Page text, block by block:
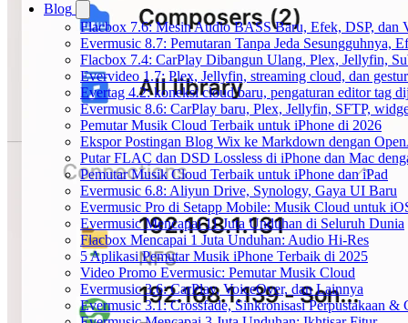
Blog
Flacbox 7.6: Mesin Audio BASS Baru, Efek, DSP, dan
Evermusic 8.7: Pemutaran Tanpa Jeda
Flacbox 7.4: CarPlay Dibangun Ulang, Plex, Jellyfin,
Evervideo 1.7: Plex, Jellyfin, streaming cloud, dan
Evertag 4.2: koneksi cloud baru, pengaturan editor tag
Evermusic 8.6: CarPlay baru, Plex, Jellyfin, SFTP,
Pemutar Musik Cloud Terbaik untuk iPhone di 2026
Ekspor Postingan Blog Wix ke Markdown dengan
Putar FLAC dan DSD Lossless di iPhone dan Mac
Pemutar Musik Cloud Terbaik untuk iPhone dan iPad
Evermusic 6.8: Aliyun Drive, Synology, Gaya UI Baru
Evermusic Pro di Setapp Mobile: Musik Cloud untuk
Evermusic Mencapai 11 Juta Unduhan di Seluruh Dunia
Flacbox Mencapai 1 Juta Unduhan: Audio Hi-Res
5 Aplikasi Pemutar Musik iPhone Terbaik di 2025
Video Promo Evermusic: Pemutar Musik Cloud
Evermusic 3.6: CarPlay, VoiceOver, dan Lainnya
Evermusic 3.1: Crossfade, Sinkronisasi Perpustakaan &